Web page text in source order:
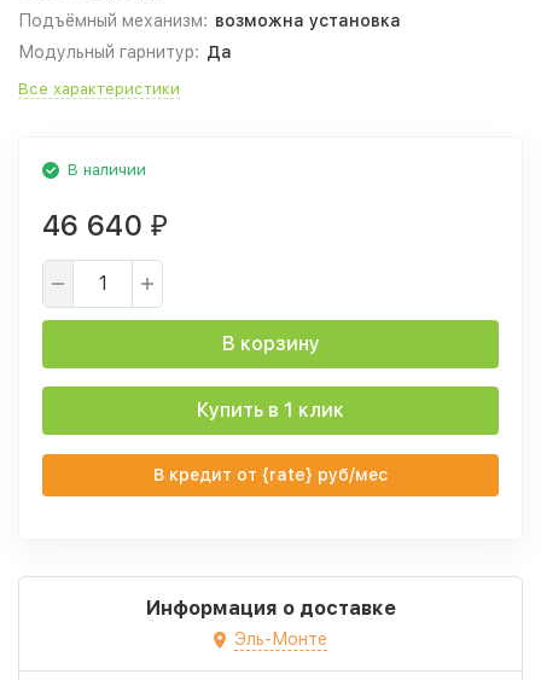
Подъёмный механизм: возможна установка
Модульный гарнитур: Да
Все характеристики
В наличии
46 640 ₽
В корзину
Купить в 1 клик
В кредит от {rate} руб/мес
Информация о доставке
Эль-Монте